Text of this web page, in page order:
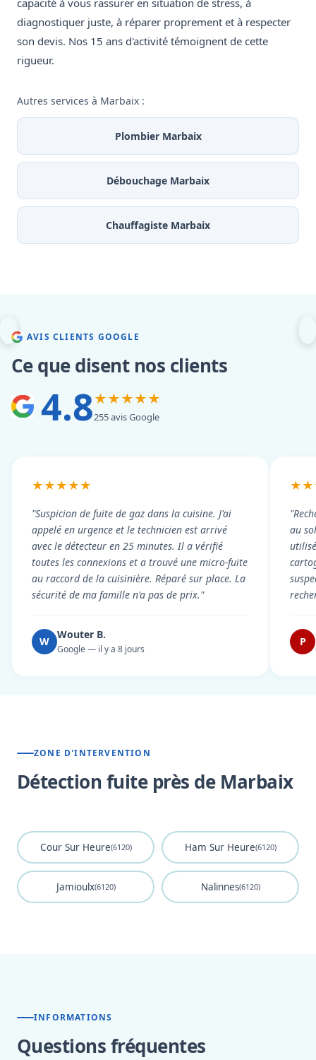
capacité à vous rassurer en situation de stress, à
diagnostiquer juste, à réparer proprement et à respecter
son devis. Nos 15 ans d'activité témoignent de cette
rigueur.
Autres services à Marbaix :
Plombier Marbaix
Débouchage Marbaix
Chauffagiste Marbaix
AVIS CLIENTS GOOGLE
Ce que disent nos clients
4.8★★★★★
255 avis Google
★★★★★
"Suspicion de fuite de gaz dans la cuisine. J'ai
appelé en urgence et le technicien est arrivé
avec le détecteur en 25 minutes. Il a vérifié
toutes les connexions et a trouvé une micro-fuite
au raccord de la cuisinière. Réparé sur place. La
sécurité de ma famille n'a pas de prix."
W
Wouter B.
Google — il y a 8 jours
au
P
ZONE D'INTERVENTION
Détection fuite près de Marbaix
Cour Sur Heure(6120) Ham Sur Heure(6120)
Jamioulx(6120) Nalinnes(6120)
INFORMATIONS
Questions fréquentes